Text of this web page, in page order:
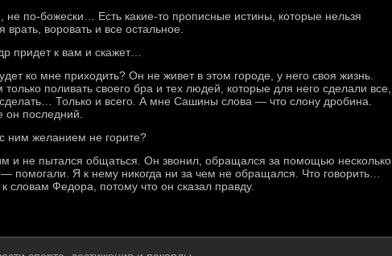
по-божески… Есть какие-то прописные истины, которые нельзя
врать, воровать и все остальное.
придет к вам и скажет…
ко мне приходить? Он не живет в этом городе, у него своя жизнь.
поливать своего бра и тех людей, которые для него сделали все,
Только и всего. А мне Сашины слова — что слону дробина.
последний.
желанием не горите?
и не пытался общаться. Он звонил, обращался за помощью несколько
помогали. Я к нему никогда ни за чем не обращался. Что говорить…
словам Федора, потому что он сказал правду.